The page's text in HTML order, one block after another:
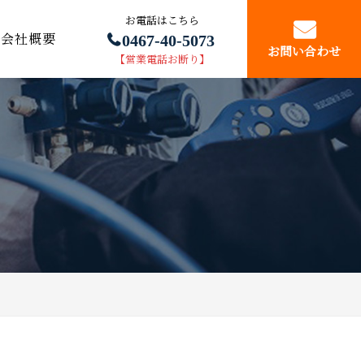
会社概要
お電話はこちら
0467-40-5073
【営業電話お断り】
お問い合わせ